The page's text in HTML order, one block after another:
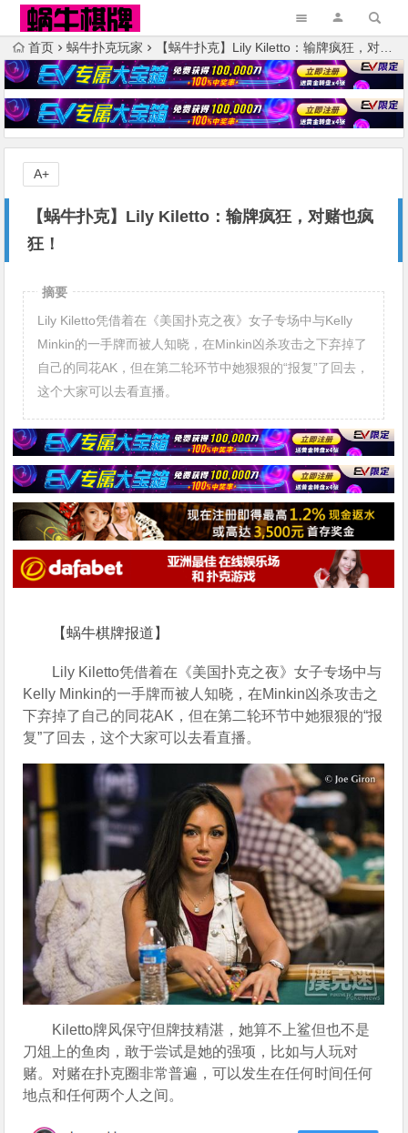
首页 蜗牛扑克玩家 【蜗牛扑克】Lily Kiletto：输牌疯狂，对赌也疯狂！
【蜗牛扑克】Lily Kiletto：输牌疯狂，对赌也疯
狂！
A+
摘要
Lily Kiletto凭借着在《美国扑克之夜》女子专场中与Kelly
Minkin的一手牌而被人知晓，在Minkin凶杀攻击之下弃掉了
自己的同花AK，但在第二轮环节中她狠狠的“报复”了回去，
这个大家可以去看直播。
【蜗牛棋牌报道】
Lily Kiletto凭借着在《美国扑克之夜》女子专场中与
Kelly Minkin的一手牌而被人知晓，在Minkin凶杀攻击之
下弃掉了自己的同花AK，但在第二轮环节中她狠狠的“报
复”了回去，这个大家可以去看直播。
Kiletto牌风保守但牌技精湛，她算不上鲨但也不是
刀俎上的鱼肉，敢于尝试是她的强项，比如与人玩对
赌。对赌在扑克圈非常普遍，可以发生在任何时间任何
地点和任何两个人之间。